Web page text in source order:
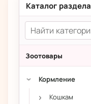
Каталог раздела
Зоотовары
› Кормление
› Кошкам